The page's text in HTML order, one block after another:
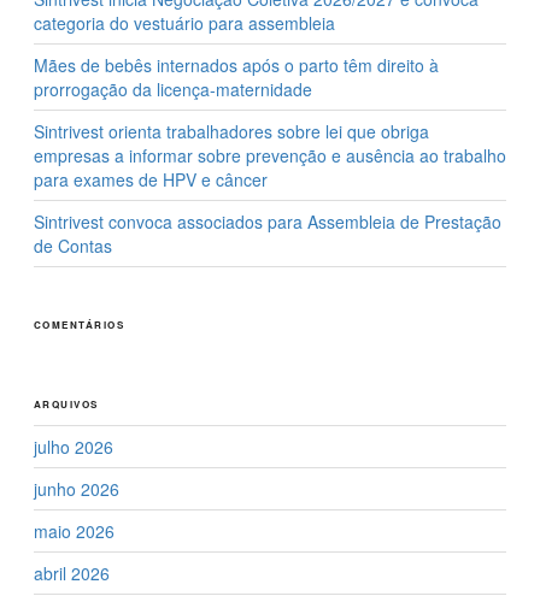
categoria do vestuário para assembleia
Mães de bebês internados após o parto têm direito à
prorrogação da licença-maternidade
Sintrivest orienta trabalhadores sobre lei que obriga
empresas a informar sobre prevenção e ausência ao trabalho
para exames de HPV e câncer
Sintrivest convoca associados para Assembleia de Prestação
de Contas
COMENTÁRIOS
ARQUIVOS
julho 2026
junho 2026
maio 2026
abril 2026